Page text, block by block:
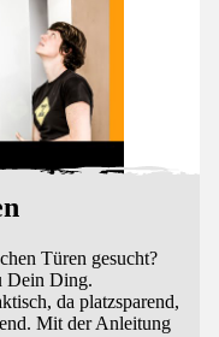
Türen gesucht?
Dein Ding.
da platzsparend,
Mit der Anleitung